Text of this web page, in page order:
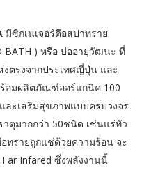
เนเจอร์คือสปาทราย
BATH ) หรือ บ่ออายุวัฒนะ ที่
ตรงจากประเทศญี่ปุ่น และ
ร้อมผลิตภัณฑ์ออร์แกนิค 100
ละเสริมสุขภาพแบบครบวงจร
ตุมากกว่า 50ชนิด เช่นแร่ทัว
ทรายถูกแช่ด้วยความร้อน จะ
Far Infared ซึ่งพลังงานนี้